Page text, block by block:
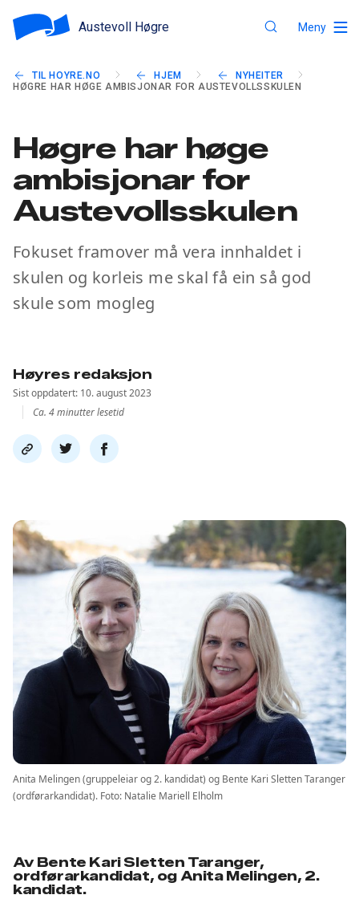
Austevoll Høgre Meny
TIL HOYRE.NO HJEM
NYHEITER
HØGRE HAR HØGE AMBISJONAR FOR AUSTEVOLLSSKULEN
Høgre har høge
ambisjonar for
Austevollsskulen
Fokuset framover må vera innhaldet i
skulen og korleis me skal få ein så god
skule som mogleg
Høyres redaksjon
Sist oppdatert: 10. august 2023
Ca. 4 minutter lesetid
Del
link
Del
på
Del
på
Anita Melingen (gruppeleiar og 2. kandidat) og Bente Kari Sletten Taranger
(ordførarkandidat). Foto: Natalie Mariell Elholm
Av Bente Kari Sletten Taranger,
ordførarkandidat, og Anita Melingen, 2.
kandidat.